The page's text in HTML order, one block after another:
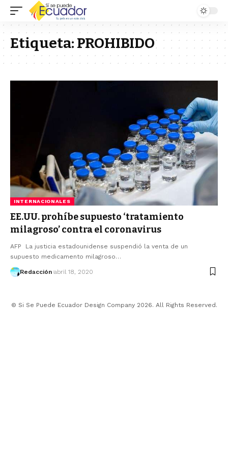
Etiqueta: PROHIBIDO
INTERNACIONALES
EE.UU. prohíbe supuesto ‘tratamiento
milagroso’ contra el coronavirus
AFP La justicia estadounidense suspendió la venta de un
supuesto medicamento milagroso…
Redacción abril 18, 2020
© Si Se Puede Ecuador Design Company 2026. All Rights Reserved.